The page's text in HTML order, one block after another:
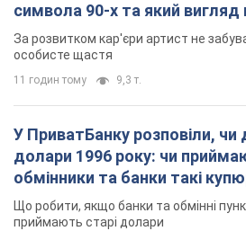
символа 90-х та який вигляд
мають
За розвитком кар'єри артист не
особисте щастя
11 годин тому 9,3 т.
У ПриватБанку розповіли, чи
долари 1996 року: чи
обмінники та банки такі
Що робити, якщо банки та обмінні
приймають старі долари